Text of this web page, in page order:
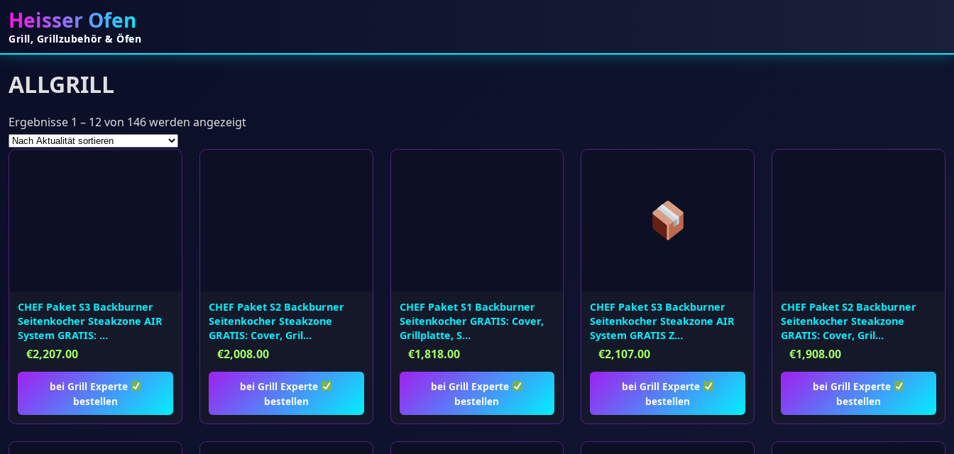
Heisser Ofen
Grill, Grillzubehör & Öfen
ALLGRILL
Ergebnisse 1 – 12 von 146 werden angezeigtNach
CHEF Paket S3 Backburner
Seitenkocher Steakzone AIR
System GRATIS: …
€2,207.00
bei Grill Experte
bestellen
CHEF Paket S2 Backburner
Seitenkocher Steakzone
GRATIS: Cover, Gril…
€2,008.00
bei Grill Experte
bestellen
CHEF Paket S1 Backburner
Seitenkocher GRATIS: Cover,
Grillplatte, S…
€1,818.00
bei Grill Experte
bestellen
CHEF Paket S3 Backburner
Seitenkocher Steakzone AIR
System GRATIS Z…
€2,107.00
bei Grill Experte
bestellen
CHEF Paket S2 Backburner
Seitenkocher Steakzone
GRATIS: Cover, Gril…
€1,908.00
bei Grill Experte
bestellen